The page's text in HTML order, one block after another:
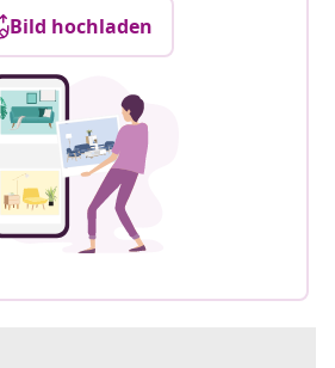
Bild hochladen